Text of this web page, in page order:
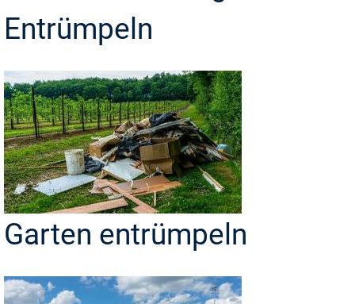
Entrümpeln
Garten entrümpeln